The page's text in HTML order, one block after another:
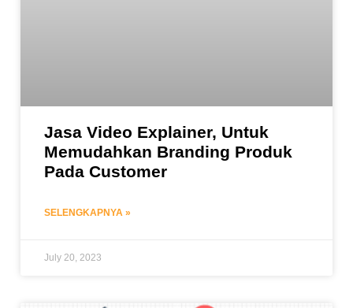
Jasa Video Explainer, Untuk
Memudahkan Branding Produk
Pada Customer
SELENGKAPNYA »
July 20, 2023